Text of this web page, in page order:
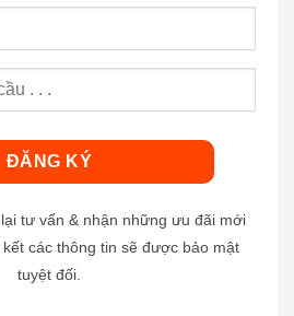
tư vấn & nhận những ưu đãi mới
các thông tin sẽ được bảo mật
tuyệt đối.